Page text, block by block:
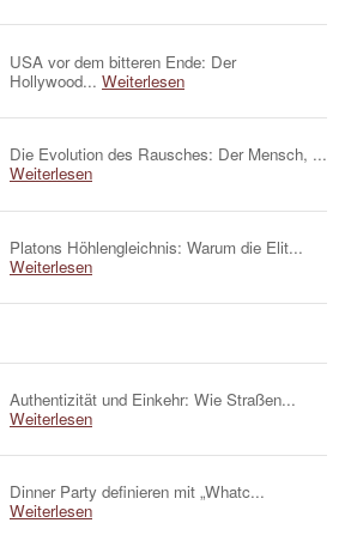
USA vor dem bitteren Ende: Der
Hollywood... Weiterlesen
Die Evolution des Rausches: Der Mensch, ...
Weiterlesen
Platons Höhlengleichnis: Warum die Elit...
Weiterlesen
Authentizität und Einkehr: Wie Straßen...
Weiterlesen
Dinner Party definieren mit „Whatc...
Weiterlesen